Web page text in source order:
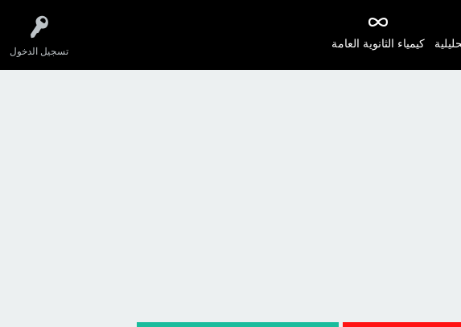
تسجيل الدخول
كيمياء الثانوية العامة